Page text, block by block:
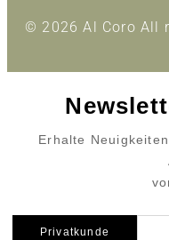
© 2026 Al Coro All
Erhalte
Privatkunde